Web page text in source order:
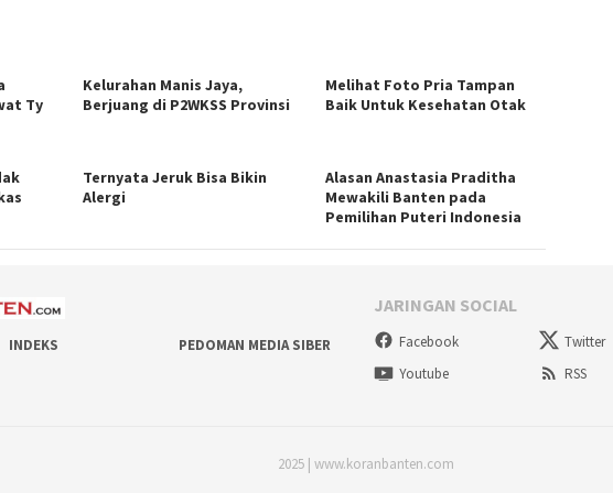
Ty
Kelurahan Manis Jaya,
Berjuang di P2WKSS Provinsi
Melihat Foto Pria Tampan
Baik Untuk Kesehatan Otak
Ternyata Jeruk Bisa Bikin
Alergi
Alasan Anastasia Praditha
Mewakili Banten pada
Pemilihan Puteri Indonesia
INDEKS
PEDOMAN MEDIA SIBER
JARINGAN SOCIAL
Facebook Twitter
Youtube
RSS
2025 | www.koranbanten.com